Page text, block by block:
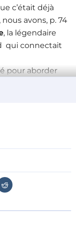
c’était déjà
avons, p. 74
, la légendaire
qui connectait
pour aborder
non plus.
sera peut-être
:l’apprentissage
Daniel
Page 25, T.